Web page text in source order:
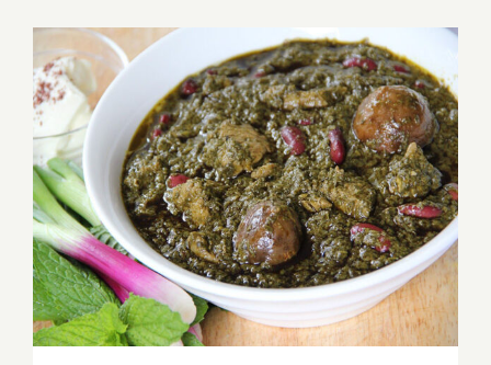
طرز تهیه قورمه‌سبزی خوشمزه و جا افتاده